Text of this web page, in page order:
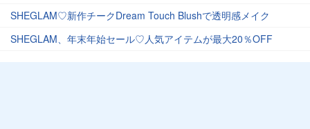
SHEGLAM♡新作チークDream Touch Blushで透明感メイク
SHEGLAM、年末年始セール♡人気アイテムが最大20％OFF